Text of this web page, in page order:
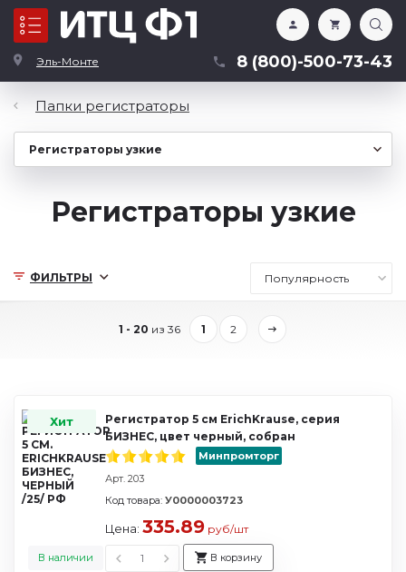
Эль-Монте 8 (800)-500-73-43
Каталог
ФИЛЬТРЫ
Папки регистраторы
Регистраторы узкие
1 - 20 из 36 1 2
Хит
Регистратор 5 см ErichKrause, серия
БИЗНЕС, цвет черный, собран
Минпромторг
Арт. 203
В наличии
Код товара: У0000003723
Цена: 335.89 руб/шт
В корзину